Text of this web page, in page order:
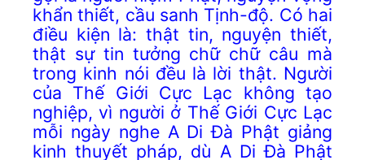
khẩn thiết, cầu sanh Tịnh-độ. Có hai
điều kiện là: thật tin, nguyện thiết,
thật sự tin tưởng chữ chữ câu mà
trong kinh nói đều là lời thật. Người
của Thế Giới Cực Lạc không tạo
nghiệp, vì người ở Thế Giới Cực Lạc
mỗi ngày nghe A Di Đà Phật giảng
kinh thuyết pháp, dù A Di Đà Phật